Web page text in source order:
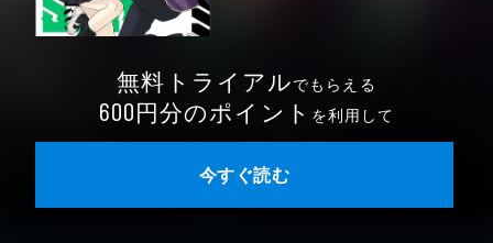
無料トライアルでもらえる
600円分のポイント を利用して
今すぐ読む